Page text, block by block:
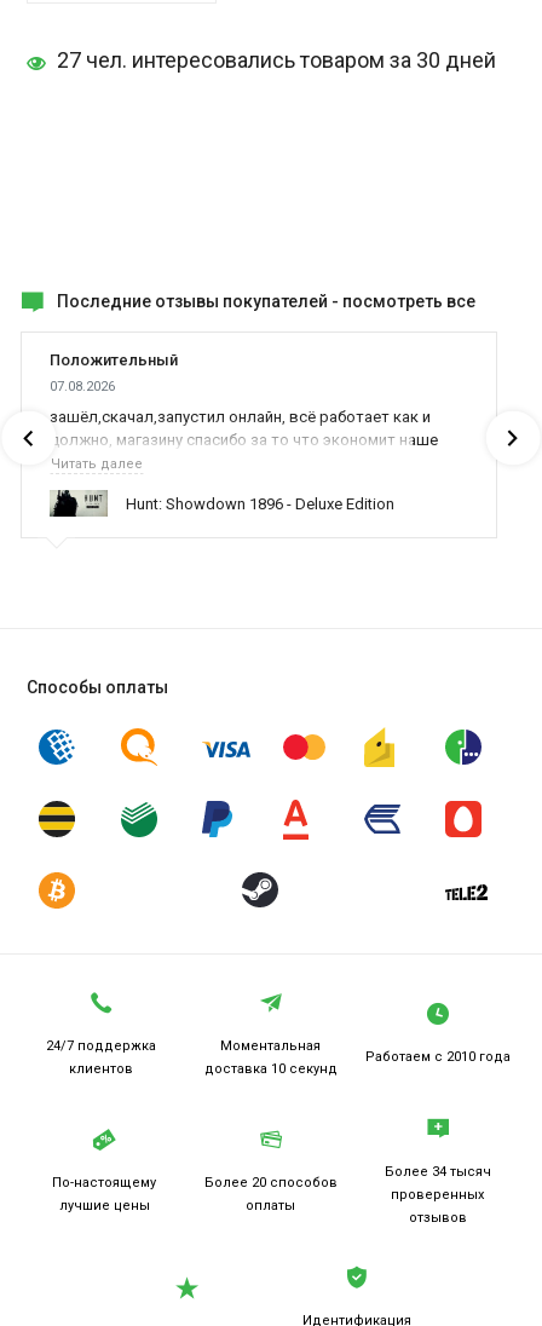
27 чел. интересовались товаром за 30 дней
Последние отзывы покупателей - посмотреть все
Положительный
07.08.2026
зашёл,скачал,запустил онлайн, всё работает как и
должно, магазину спасибо за то что экономит наше
время,нервы и деньги, ребята вы красава оказываете
поддержку населению и походу из всех только вы и
оказываете помощь
Читать далее
Hunt: Showdown 1896 - Deluxe Edition
Способы оплаты
24/7 поддержка
клиентов
Моментальная
доставка 10 секунд
Работаем с 2010 года
По-настоящему
лучшие цены
Более 20 способов
оплаты
Более 34 тысяч
проверенных
отзывов
Идентификация